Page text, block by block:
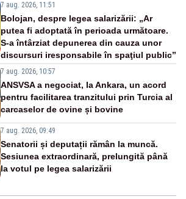
7 aug. 2026, 11:51
Bolojan, despre legea salarizării: „Ar
putea fi adoptată în perioada următoare.
S-a întârziat depunerea din cauza unor
discursuri iresponsabile în spaţiul public”
7 aug. 2026, 10:57
ANSVSA a negociat, la Ankara, un acord
pentru facilitarea tranzitului prin Turcia al
carcaselor de ovine și bovine
7 aug. 2026, 09:49
Senatorii și deputații rămân la muncă.
Sesiunea extraordinară, prelungită până
la votul pe legea salarizării